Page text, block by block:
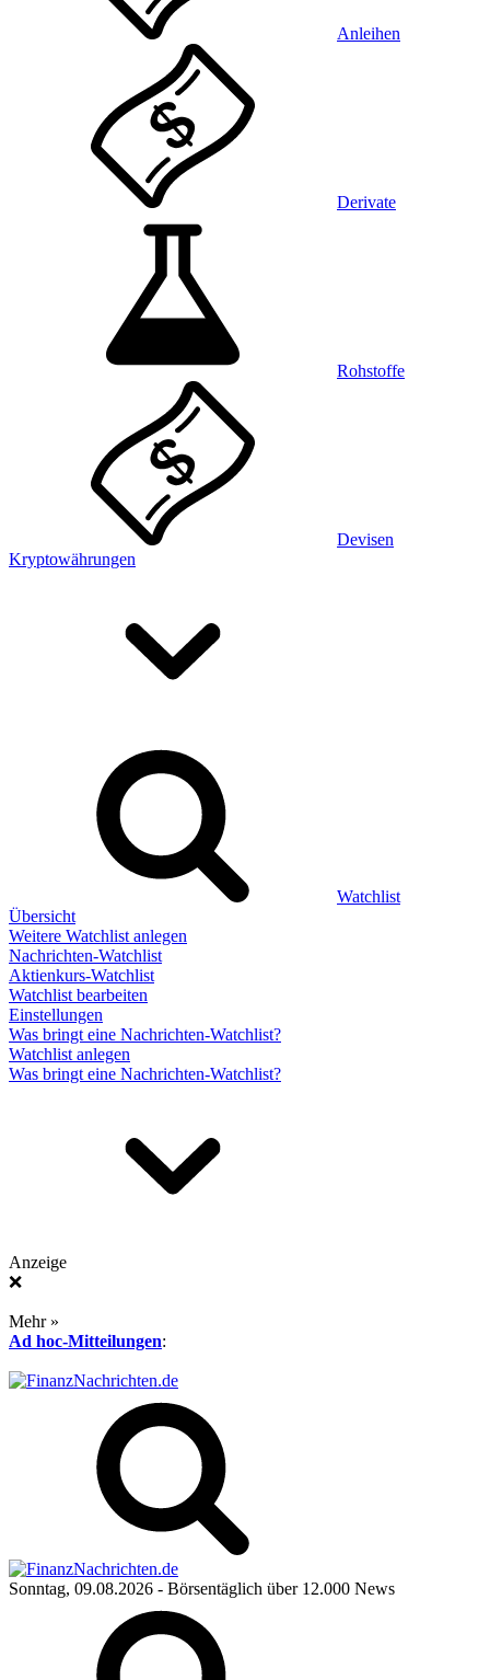
Anleihen
Derivate
Rohstoffe
Devisen
Kryptowährungen
Watchlist
Übersicht
Weitere Watchlist anlegen
Nachrichten-Watchlist
Aktienkurs-Watchlist
Watchlist bearbeiten
Einstellungen
Was bringt eine Nachrichten-Watchlist?
Watchlist anlegen
Was bringt eine Nachrichten-Watchlist?
Anzeige
❌
Mehr »
Ad hoc-Mitteilungen:
Sonntag, 09.08.2026 - Börsentäglich über 12.000 News